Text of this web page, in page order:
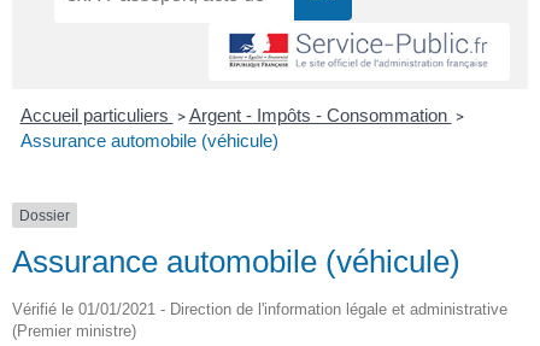
Accueil particuliers > Argent - Impôts - Consommation >
Assurance automobile (véhicule)
Dossier
Assurance automobile (véhicule)
Vérifié le 01/01/2021 - Direction de l'information légale et administrative
(Premier ministre)